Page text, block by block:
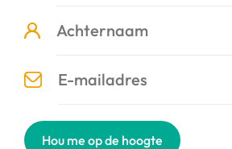
Hou me op de hoogte